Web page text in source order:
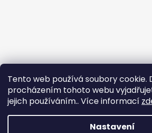
Tento web používá soubory cookie.
procházením tohoto webu
jejich používáním.. Více informací
Nastavení
Flin Sport